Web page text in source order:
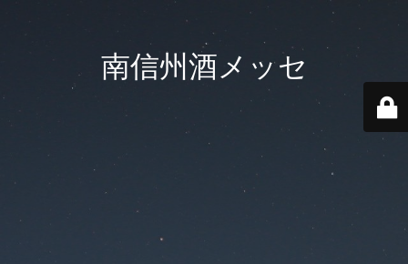
南信州酒メッセ